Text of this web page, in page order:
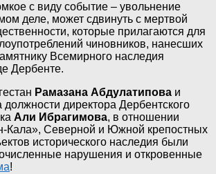
с виду событие – увольнение
деле, может сдвинуть с мертвой
которые прилагаются для
чиновников, нанесших
Всемирного наследия
Дербенте.
Рамазана Абдулатипова и
директора Дербентского
Али Ибрагимова, в отношении
Кала», Северной и Южной крепостных
исторического наследия были
нарушения и откровенные
!